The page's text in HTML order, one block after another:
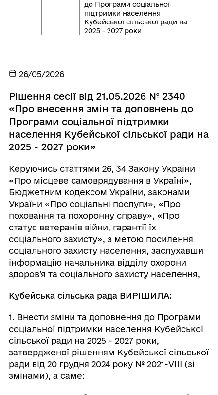
до Програми соціальної
підтримки населення
Кубейської сільської ради на
2025 - 2027 роки
26/05/2026
Рішення сесії від 21.05.2026 № 2340
«Про внесення змін та доповнень до
Програми соціальної підтримки
населення Кубейської сільської ради на
2025 - 2027 роки»
Керуючись статтями 26, 34 Закону України
«Про місцеве самоврядування в Україні»,
Бюджетним кодексом України, законами
України «Про соціальні послуги», «Про
поховання та похоронну справу», «Про
статус ветеранів війни, гарантії їх
соціального захисту», з метою посилення
соціального захисту населення, заслухавши
інформацію начальника відділу охорони
здоров’я та соціального захисту населення,
Кубейська сільська рада ВИРІШИЛА:
1. Внести зміни та доповнення до Програми
соціальної підтримки населення Кубейської
сільської ради на 2025 - 2027 роки,
затвердженої рішенням Кубейської сільської
ради від 20 грудня 2024 року № 2021-VIII (зі
змінами), а саме: